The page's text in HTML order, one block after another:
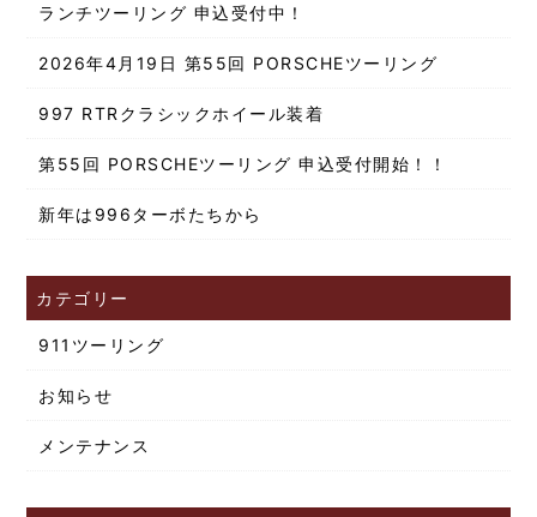
ランチツーリング 申込受付中！
2026年4月19日 第55回 PORSCHEツーリング
997 RTRクラシックホイール装着
第55回 PORSCHEツーリング 申込受付開始！！
新年は996ターボたちから
カテゴリー
911ツーリング
お知らせ
メンテナンス